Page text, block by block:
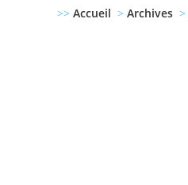
>> Accueil > Archives >